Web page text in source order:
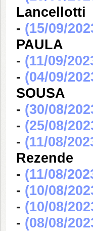
Lancellotti
- (15/09/
PAULA
- (11/09/
- (04/09/
SOUSA
- (30/08/
- (25/08/
- (11/08/
Rezende
- (11/08/
- (10/08/
- (10/08/
- (08/08/